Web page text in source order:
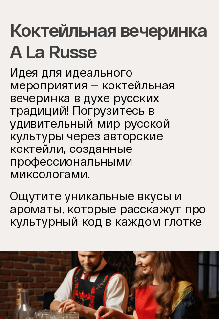
Коктейльная вечеринка
A La Russe
Идея для идеального
мероприятия — коктейльная
вечеринка в духе русских
традиций! Погрузитесь в
удивительный мир русской
культуры через авторские
коктейли, созданные
профессиональными
миксологами.
Ощутите уникальные вкусы и
ароматы, которые расскажут про
культурный код в каждом глотке